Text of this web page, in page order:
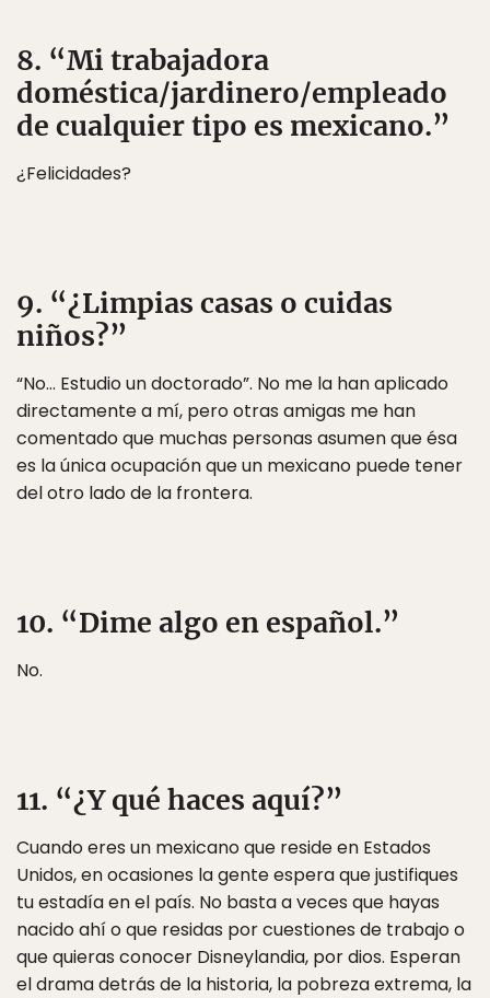
8. “Mi trabajadora
doméstica/jardinero/empleado
de cualquier tipo es mexicano.”
¿Felicidades?
9. “¿Limpias casas o cuidas
niños?”
“No… Estudio un doctorado”. No me la han aplicado
directamente a mí, pero otras amigas me han
comentado que muchas personas asumen que ésa
es la única ocupación que un mexicano puede tener
del otro lado de la frontera.
10. “Dime algo en español.”
No.
11. “¿Y qué haces aquí?”
Cuando eres un mexicano que reside en Estados
Unidos, en ocasiones la gente espera que justifiques
tu estadía en el país. No basta a veces que hayas
nacido ahí o que residas por cuestiones de trabajo o
que quieras conocer Disneylandia, por dios. Esperan
el drama detrás de la historia, la pobreza extrema, la